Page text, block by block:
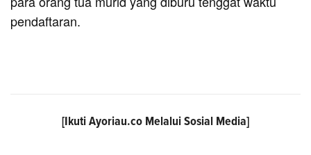
pendaftaran.
[Ikuti Ayoriau.co Melalui Sosial Media]